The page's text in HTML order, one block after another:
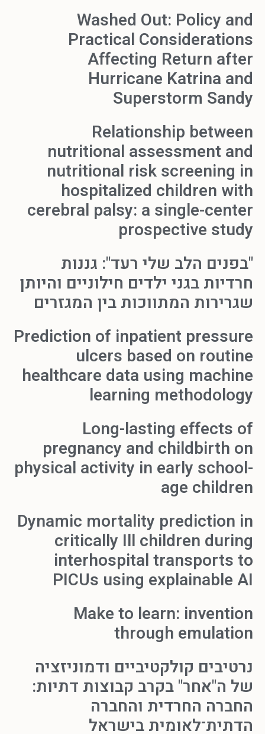
Washed Out: Policy and
Practical Considerations
Affecting Return after
Hurricane Katrina and
Superstorm Sandy
Relationship between
nutritional assessment and
nutritional risk screening in
hospitalized children with
cerebral palsy: a single-center
prospective study
"בפנים הלב שלי רעד": גננות
חרדיות בגני ילדים חילוניים והיותן
שגרירות המתווכות בין המגזרים
Prediction of inpatient pressure
ulcers based on routine
healthcare data using machine
learning methodology
Long-lasting effects of
pregnancy and childbirth on
physical activity in early school-
age children
Dynamic mortality prediction in
critically Ill children during
interhospital transports to
PICUs using explainable AI
Make to learn: invention
through emulation
נרטיבים קולקטיביים ודמוניזציה
של ה"אחר" בקרב קבוצות דתיות:
החברה החרדית והחברה
הדתית־לאומית בישראל